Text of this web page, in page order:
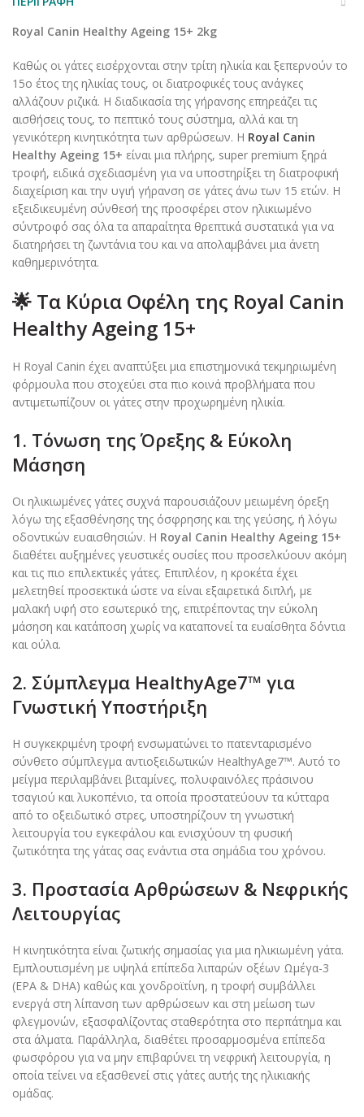
Royal Canin Healthy Ageing 15+ 2kg
Καθώς οι γάτες εισέρχονται στην τρίτη ηλικία και ξεπερνούν το
15ο έτος της ηλικίας τους, οι διατροφικές τους ανάγκες
αλλάζουν ριζικά. Η διαδικασία της γήρανσης επηρεάζει τις
αισθήσεις τους, το πεπτικό τους σύστημα, αλλά και τη
γενικότερη κινητικότητα των αρθρώσεων. Η Royal Canin
Healthy Ageing 15+ είναι μια πλήρης, super premium ξηρά
τροφή, ειδικά σχεδιασμένη για να υποστηρίξει τη διατροφική
διαχείριση και την υγιή γήρανση σε γάτες άνω των 15 ετών. Η
εξειδικευμένη σύνθεσή της προσφέρει στον ηλικιωμένο
σύντροφό σας όλα τα απαραίτητα θρεπτικά συστατικά για να
διατηρήσει τη ζωντάνια του και να απολαμβάνει μια άνετη
καθημερινότητα.
🌟 Τα Κύρια Οφέλη της Royal Canin
Healthy Ageing 15+
Η Royal Canin έχει αναπτύξει μια επιστημονικά τεκμηριωμένη
φόρμουλα που στοχεύει στα πιο κοινά προβλήματα που
αντιμετωπίζουν οι γάτες στην προχωρημένη ηλικία.
1. Τόνωση της Όρεξης & Εύκολη
Μάσηση
Οι ηλικιωμένες γάτες συχνά παρουσιάζουν μειωμένη όρεξη
λόγω της εξασθένησης της όσφρησης και της γεύσης, ή λόγω
οδοντικών ευαισθησιών. Η Royal Canin Healthy Ageing 15+
διαθέτει αυξημένες γευστικές ουσίες που προσελκύουν ακόμη
και τις πιο επιλεκτικές γάτες. Επιπλέον, η κροκέτα έχει
μελετηθεί προσεκτικά ώστε να είναι εξαιρετικά διπλή, με
μαλακή υφή στο εσωτερικό της, επιτρέποντας την εύκολη
μάσηση και κατάποση χωρίς να καταπονεί τα ευαίσθητα δόντια
και ούλα.
2. Σύμπλεγμα HealthyAge7™ για
Γνωστική Υποστήριξη
Η συγκεκριμένη τροφή ενσωματώνει το πατενταρισμένο
σύνθετο σύμπλεγμα αντιοξειδωτικών HealthyAge7™. Αυτό το
μείγμα περιλαμβάνει βιταμίνες, πολυφαινόλες πράσινου
τσαγιού και λυκοπένιο, τα οποία προστατεύουν τα κύτταρα
από το οξειδωτικό στρες, υποστηρίζουν τη γνωστική
λειτουργία του εγκεφάλου και ενισχύουν τη φυσική
ζωτικότητα της γάτας σας ενάντια στα σημάδια του χρόνου.
3. Προστασία Αρθρώσεων & Νεφρικής
Λειτουργίας
Η κινητικότητα είναι ζωτικής σημασίας για μια ηλικιωμένη γάτα.
Εμπλουτισμένη με υψηλά επίπεδα λιπαρών οξέων Ωμέγα-3
(EPA & DHA) καθώς και χονδροϊτίνη, η τροφή συμβάλλει
ενεργά στη λίπανση των αρθρώσεων και στη μείωση των
φλεγμονών, εξασφαλίζοντας σταθερότητα στο περπάτημα και
στα άλματα. Παράλληλα, διαθέτει προσαρμοσμένα επίπεδα
φωσφόρου για να μην επιβαρύνει τη νεφρική λειτουργία, η
οποία τείνει να εξασθενεί στις γάτες αυτής της ηλικιακής
ομάδας.